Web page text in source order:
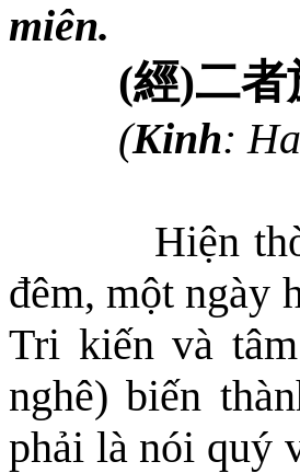
miên.
(經)二者
(Kinh:
Hiện
đêm, một ngày
Tri kiến và
nghê) biến
phải là nói quý